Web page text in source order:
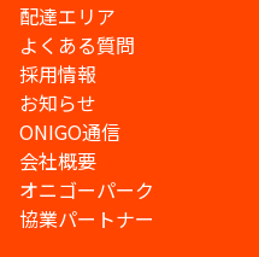
配達エリア
よくある質問
採用情報
お知らせ
ONIGO通信
会社概要
オニゴーパーク
協業パートナー